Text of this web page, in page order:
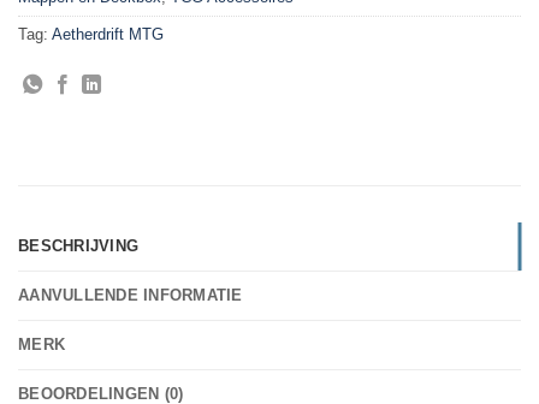
Tag: Aetherdrift MTG
BESCHRIJVING
AANVULLENDE INFORMATIE
MERK
BEOORDELINGEN (0)